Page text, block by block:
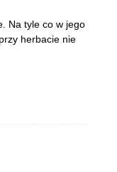
Na tyle co w jego
herbacie nie